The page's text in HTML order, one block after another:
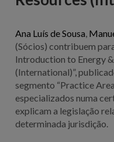
Ana Luís de Sousa
(Sócios) contribuem
Introduction to Energy
(International)”,
segmento “Practice
especializados numa
explicam a legislação
determinada jurisdição.